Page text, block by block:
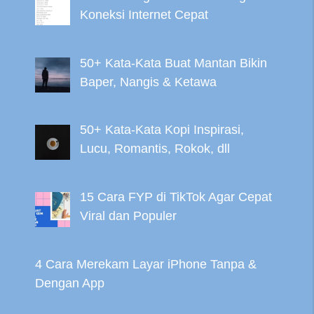
Koneksi Internet Cepat
50+ Kata-Kata Buat Mantan Bikin
Baper, Nangis & Ketawa
50+ Kata-Kata Kopi Inspirasi,
Lucu, Romantis, Rokok, dll
15 Cara FYP di TikTok Agar Cepat
Viral dan Populer
4 Cara Merekam Layar iPhone Tanpa &
Dengan App